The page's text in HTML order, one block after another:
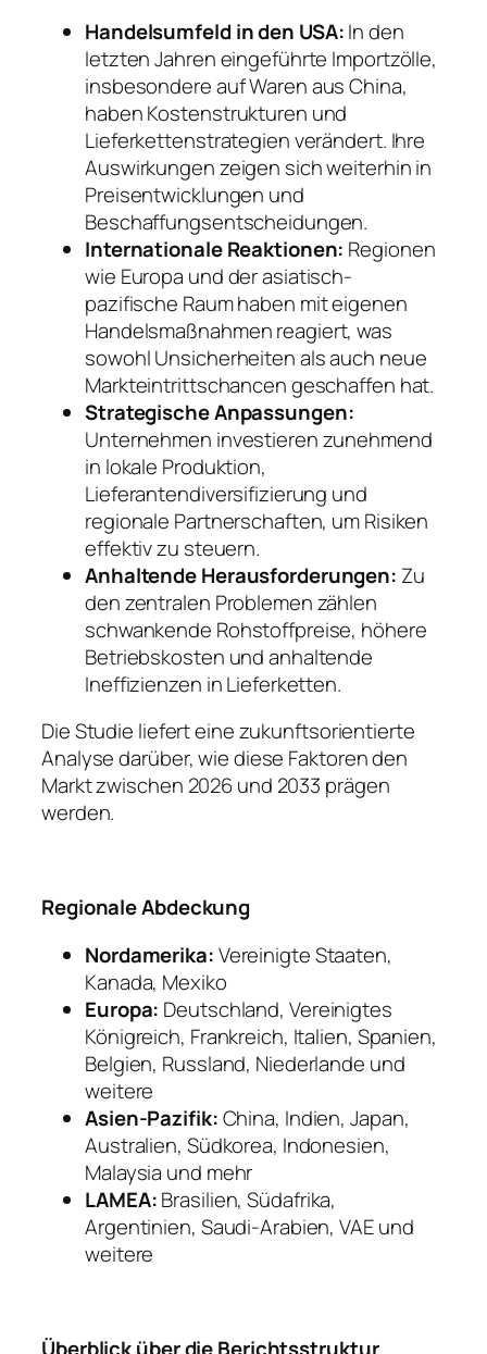
Handelsumfeld in den USA:In den
letzten Jahren eingeführte Importzölle,
insbesondere auf Waren aus China,
haben Kostenstrukturen und
Lieferkettenstrategien verändert. Ihre
Auswirkungen zeigen sich weiterhin in
Preisentwicklungen und
Beschaffungsentscheidungen.
Internationale Reaktionen: Regionen
wie Europa und der asiatisch-
pazifische Raum haben mit eigenen
Handelsmaßnahmen reagiert, was
sowohl Unsicherheiten als auch neue
Markteintrittschancen geschaffen hat.
Strategische Anpassungen:
Unternehmen investieren zunehmend
in lokale Produktion,
Lieferantendiversifizierung und
regionale Partnerschaften, um Risiken
effektiv zu steuern.
Anhaltende Herausforderungen: Zu
den zentralen Problemen zählen
schwankende Rohstoffpreise, höhere
Betriebskosten und anhaltende
Ineffizienzen in Lieferketten.
Die Studie liefert eine zukunftsorientierte
Analyse darüber, wie diese Faktoren den
Markt zwischen 2026 und 2033 prägen
werden.
Regionale Abdeckung
Nordamerika:Vereinigte Staaten,
Kanada, Mexiko
Europa: Deutschland, Vereinigtes
Königreich, Frankreich, Italien, Spanien,
Belgien, Russland, Niederlande und
weitere
Asien-Pazifik:China, Indien, Japan,
Australien, Südkorea, Indonesien,
Malaysia und mehr
LAMEA:Brasilien, Südafrika,
Argentinien, Saudi-Arabien, VAE und
weitere